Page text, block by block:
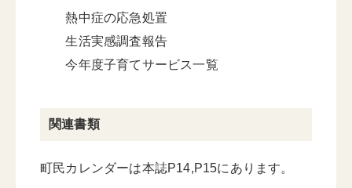
熱中症の応急処置
生活実感調査報告
今年度子育てサービス一覧
関連書類
町民カレンダーは本誌P14,P15にあります。